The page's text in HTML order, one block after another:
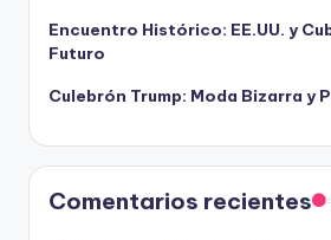
Encuentro Histórico: EE.UU. y
Futuro
Culebrón Trump: Moda Bizarra y
Comentarios recientes